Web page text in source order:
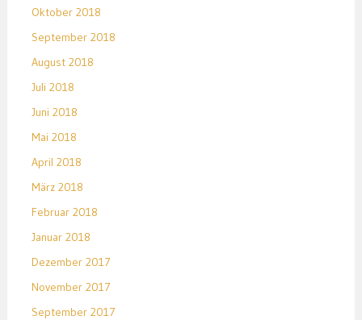
Oktober 2018
September 2018
August 2018
Juli 2018
Juni 2018
Mai 2018
April 2018
März 2018
Februar 2018
Januar 2018
Dezember 2017
November 2017
September 2017